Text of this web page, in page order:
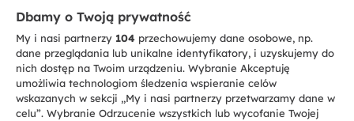
Bądź w kontakcie
ZAREJESTRUJ SIĘ TERAZ
Dbamy o Twoją prywatność
My i nasi partnerzy 104 przechowujemy dane osobowe, np.
dane przeglądania lub unikalne identyfikatory, i uzyskujemy do
nich dostęp na Twoim urządzeniu. Wybranie Akceptuję
umożliwia technologiom śledzenia wspieranie celów
wskazanych w sekcji „My i nasi partnerzy przetwarzamy dane w
celu”. Wybranie Odrzucenie wszystkich lub wycofanie Twojej